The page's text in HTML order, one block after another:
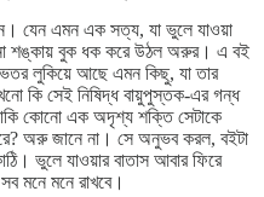
যেন এমন এক সত্য, যা ভুলে যাওয়া
শঙ্কায় বুক ধক করে উঠল অরুর। এ বই
লুকিয়ে আছে এমন কিছু, যা তার
কি সেই নিষিদ্ধ বায়ুপুস্তক-এর গন্ধ
কোনো এক অদৃশ্য শক্তি সেটাকে
অরু জানে না। সে অনুভব করল, বইটা
ভুলে যাওয়ার বাতাস আবার ফিরে
মনে মনে রাখবে।